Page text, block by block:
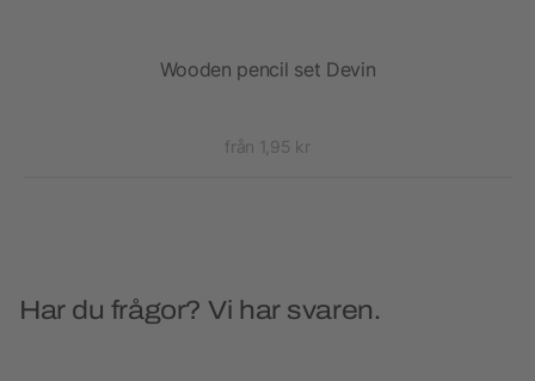
Wooden pencil set Devin
från 1,95 kr
Har du frågor? Vi har svaren.